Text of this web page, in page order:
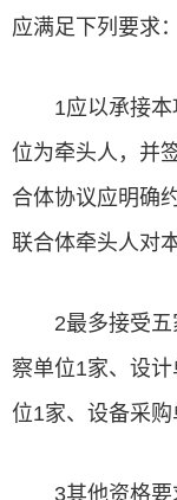
应满足下列要求：
1应以承接
位为牵头人，并
合体协议应明确
联合体牵头人对
2最多接受
察单位1家、设
位1家、设备采购
3其他资格